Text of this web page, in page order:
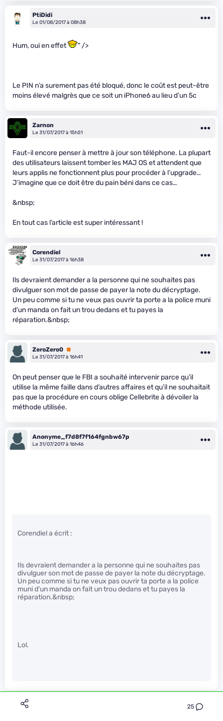
25
PtiDidi
Le 01/08/2017 à 08h38
Hum, oui en effet " />
Le PIN n’a surement pas été bloqué, donc le coût est peut-être
moins élevé malgrès que ce soit un iPhone6 au lieu d’un 5c
Zarnon
Le 31/07/2017 à 15h51
Faut-il encore penser à mettre à jour son téléphone. La plupart
des utilisateurs laissent tomber les MAJ OS et attendent que
leurs applis ne fonctionnent plus pour procéder à l’upgrade…
J’imagine que ce doit être du pain béni dans ce cas…
&nbsp;
En tout cas l’article est super intéressant !
Corendiel
Le 31/07/2017 à 16h38
Ils devraient demander a la personne qui ne souhaites pas
divulguer son mot de passe de payer la note du décryptage.
Un peu comme si tu ne veux pas ouvrir ta porte a la police muni
d’un manda on fait un trou dedans et tu payes la
réparation.&nbsp;
ZeroZero0 Premium
Le 31/07/2017 à 16h41
On peut penser que le FBI a souhaité intervenir parce qu’il
utilise la même faille dans d’autres affaires et qu’il ne souhaitait
pas que la procédure en cours oblige Cellebrite à dévoiler la
méthode utilisée.
Anonyme_f7d8f7f164fgnbw67p
Le 31/07/2017 à 16h46
Corendiel a écrit :
Ils devraient demander a la personne qui ne souhaites pas
divulguer son mot de passe de payer la note du décryptage.
Un peu comme si tu ne veux pas ouvrir ta porte a la police
muni d’un manda on fait un trou dedans et tu payes la
réparation.&nbsp;
Lol.